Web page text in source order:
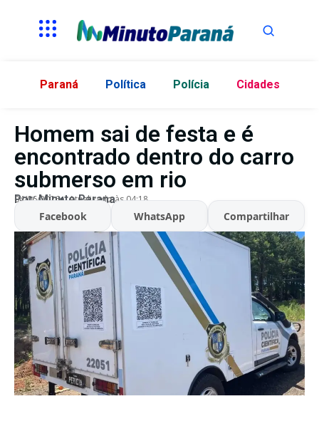
Paraná Política Polícia Cidades
Homem sai de festa e é
encontrado dentro do carro
submerso em rio
Por:Minuto Parana
04/06/2026 Atualizado às 04:18
Facebook WhatsApp Compartilhar